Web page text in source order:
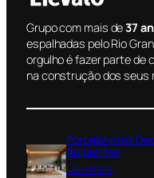
Grupo com mais de37
espalhadas pelo Rio
orgulho é fazer parte de
na construção dos seus
Porcelanatos
Ambientes
Leia mais: